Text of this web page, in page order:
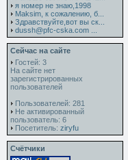
я номер не знаю,1998
Maksim, к сожалению, б...
Здравствуйте,вот вы ск...
dussh@pfc-cska.com ...
Сейчас на сайте
Гостей: 3
На сайте нет
зарегистрированных
пользователей
Пользователей: 281
Не активированный
пользователь: 6
Посетитель: ziryfu
Счётчики